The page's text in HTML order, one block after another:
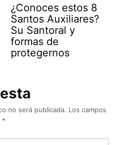
¿Conoces estos 8
Santos Auxiliares?
Su Santoral y
formas de
protegernos
no será publicada. Los campos
*